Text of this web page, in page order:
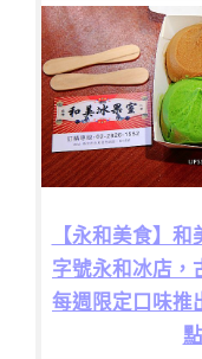
【永和美食】
字號永和冰店，
每週限定口味推